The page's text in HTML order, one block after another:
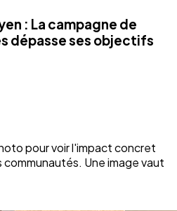
: La campagne de
dépasse ses objectifs
pour voir l'impact concret
Une image vaut